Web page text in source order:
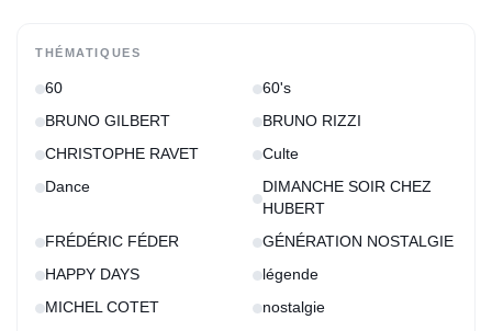
THÉMATIQUES
60
60's
BRUNO GILBERT
BRUNO RIZZI
CHRISTOPHE RAVET
Culte
Dance
DIMANCHE SOIR CHEZ
HUBERT
FRÉDÉRIC FÉDER
GÉNÉRATION NOSTALGIE
HAPPY DAYS
légende
MICHEL COTET
nostalgie